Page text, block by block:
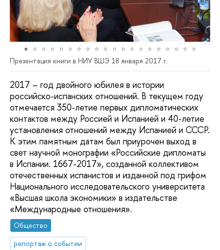
Презентация книги в НИУ ВШЭ 18 января 2017 г.
2017 – год двойного юбилея в истории
российско-испанских отношений. В текущем году
отмечается 350-летие первых дипломатических
контактов между Россией и Испанией и 40-летие
установления отношений между Испанией и СССР.
К этим памятным датам был приурочен выход в
свет научной монографии «Российские дипломаты
в Испании. 1667-2017», созданной коллективом
отечественных испанистов и изданной под грифом
Национального исследовательского университета
«Высшая школа экономики» в издательстве
«Международные отношения».
Общество
репортаж о событии